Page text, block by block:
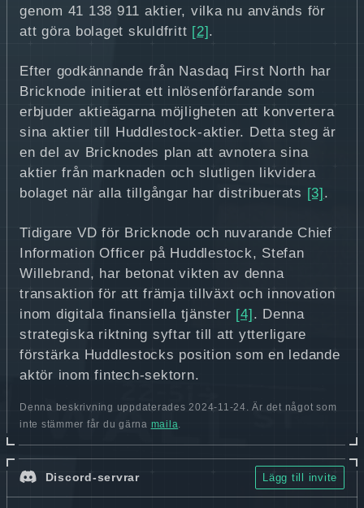
genom 41 138 911 aktier, vilka nu används för
att göra bolaget skuldfritt [2] .
Efter godkännande från Nasdaq First North har
Bricknode initierat ett inlösenförfarande som
erbjuder aktieägarna möjligheten att konvertera
sina aktier till Huddlestock-aktier. Detta steg är
en del av Bricknodes plan att avnotera sina
aktier från marknaden och slutligen likvidera
bolaget när alla tillgångar har distribuerats [3] .
Tidigare VD för Bricknode och nuvarande Chief
Information Officer på Huddlestock, Stefan
Willebrand, har betonat vikten av denna
transaktion för att främja tillväxt och innovation
inom digitala finansiella tjänster [4] . Denna
strategiska riktning syftar till att ytterligare
förstärka Huddlestocks position som en ledande
aktör inom fintech-sektorn.
Denna beskrivning uppdaterades 2024-11-24. Är det något som
inte stämmer får du gärna maila.
Discord-servrar Lägg till invite